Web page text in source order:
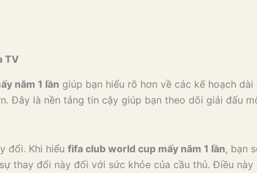
TV
năm 1 lần giúp bạn hiểu rõ hơn về các kế hoạch
Đây là nền tảng tin cậy giúp bạn theo dõi giải đấu
đổi. Khi hiểu fifa club world cup mấy năm 1 lần, bạn
thay đổi này đối với sức khỏe của cầu thủ. Điều